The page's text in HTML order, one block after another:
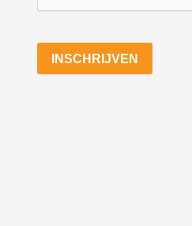
INSCHRIJVEN